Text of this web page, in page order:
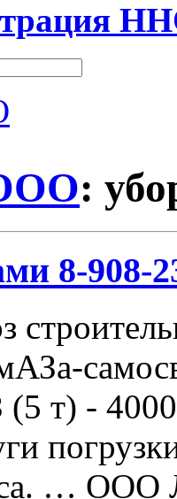
:
8-908-
(5 т) -
…